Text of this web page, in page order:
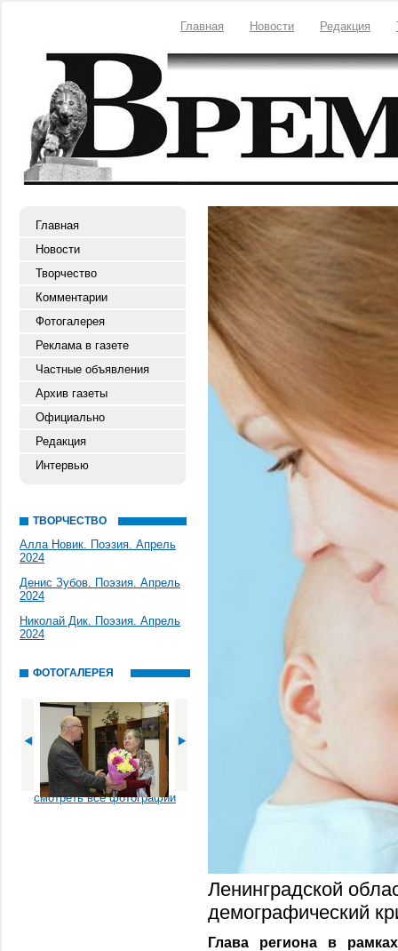
Главная Новости Редакция
Главная
Новости
Творчество
Комментарии
Фотогалерея
Реклама в газете
Частные объявления
Архив газеты
Официально
Редакция
Интервью
ТВОРЧЕСТВО
Алла Новик. Поэзия. Апрель
2024
Денис Зубов. Поэзия. Апрель
2024
Николай Дик. Поэзия. Апрель
2024
ФОТОГАЛЕРЕЯ
смотреть все фотографии
Ленинградской
демографический
Глава региона в